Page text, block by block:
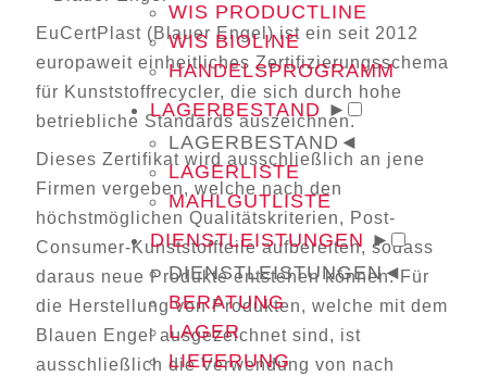
WIS PRODUCTLINE
WIS BIOLINE
HANDELSPROGRAMM
LAGERBESTAND ►
LAGERBESTAND ◄
LAGERLISTE
MAHLGUTLISTE
DIENSTLEISTUNGEN ►
DIENSTLEISTUNGEN◄
BERATUNG
LAGER
LIEFERUNG
EuCertPlast (Blauer Engel) ist ein seit 2012
europaweit einheitliches Zertifizierungsschema
für Kunststoffrecycler, die sich durch hohe
betriebliche Standards auszeichnen.
Dieses Zertifikat wird ausschließlich an jene
Firmen vergeben, welche nach den
höchstmöglichen Qualitätskriterien, Post-
Consumer-Kunststoffteile aufbereiten, sodass
daraus neue Produkte entstehen können. Für
die Herstellung von Produkten, welche mit dem
Blauen Engel ausgezeichnet sind, ist
ausschließlich die Verwendung von nach